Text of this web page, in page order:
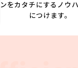
ンをカタチにするノウ
につけます。